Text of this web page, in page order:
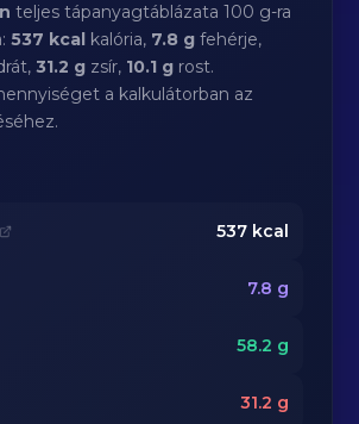
teljes tápanyagtáblázata 100 g-ra
537 kcal kalória, 7.8 g fehérje,
31.2 g zsír, 10.1 g rost.
a kalkulátorban az
537kcal
7.8 g
58.2 g
31.2 g